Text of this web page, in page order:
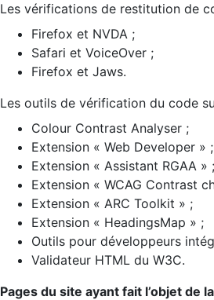
Les vérifications de restitution de
Firefox et NVDA ;
Safari et VoiceOver ;
Firefox et Jaws.
Les outils de vérification du code
Colour Contrast Analyser ;
Extension « Web Developer » ;
Extension « Assistant RGAA » ;
Extension « WCAG Contrast
Extension « ARC Toolkit » ;
Extension « HeadingsMap » ;
Outils pour développeurs
Validateur HTML du W3C.
Pages du site ayant fait l’objet de